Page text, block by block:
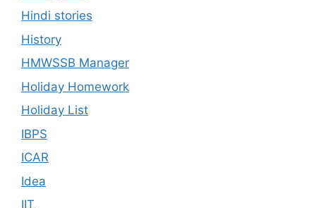
Hindi stories
History
HMWSSB Manager
Holiday Homework
Holiday List
IBPS
ICAR
Idea
IIT